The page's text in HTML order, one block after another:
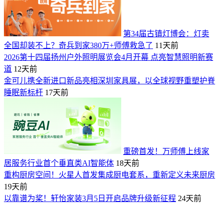
第34届古镇灯博会：灯卖
全国却装不上？奇兵到家380万+师傅救急了 11天前
2026第十四届扬州户外照明展览会4月开幕 点亮智慧照明新赛
道 12天前
金可儿携全新进口新品亮相深圳家具展，以全球视野重塑护脊
睡眠新标杆 17天前
重磅首发！万师傅上线家
居服务行业首个垂直类AI智能体 18天前
重构厨房空间！火星人首发集成厨电套系，重新定义未来厨房
19天前
以靠谱为桨！轩怡家装3月5日开启品牌升级新征程 24天前